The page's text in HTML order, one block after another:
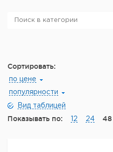
Сортировать:
по цене
популярности
Вид таблицей
Показывать по: 12 24 48